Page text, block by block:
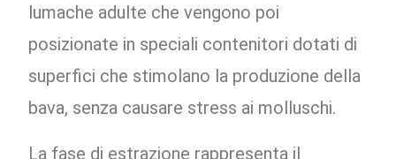
lumache adulte che vengono poi
posizionate in speciali contenitori dotati di
superfici che stimolano la produzione della
bava, senza causare stress ai molluschi.
La fase di estrazione rappresenta il